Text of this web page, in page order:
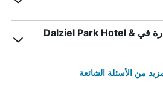
ما هو وقت تسجيل المغادرة في Dalziel Park Hotel &
من الأسئلة الشائعة